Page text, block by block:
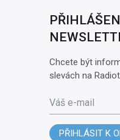
Chcete být
slevách na
Váš e-mail
PŘIHLÁSIT K